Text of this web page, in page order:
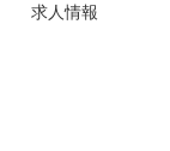
求人情報